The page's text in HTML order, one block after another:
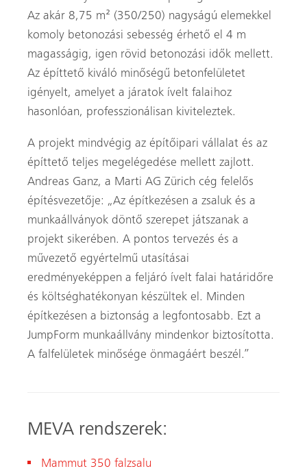
Az akár 8,75 m² (350/250) nagyságú elemekkel
komoly betonozási sebesség érhető el 4 m
magasságig, igen rövid betonozási idők mellett.
Az építtető kiváló minőségű betonfelületet
igényelt, amelyet a járatok ívelt falaihoz
hasonlóan, professzionálisan kiviteleztek.
A projekt mindvégig az építőipari vállalat és az
építtető teljes megelégedése mellett zajlott.
Andreas Ganz, a Marti AG Zürich cég felelős
építésvezetője: „Az építkezésen a zsaluk és a
munkaállványok döntő szerepet játszanak a
projekt sikerében. A pontos tervezés és a
művezető egyértelmű utasításai
eredményeképpen a feljáró ívelt falai határidőre
és költséghatékonyan készültek el. Minden
építkezésen a biztonság a legfontosabb. Ezt a
JumpForm munkaállvány mindenkor biztosította.
A falfelületek minősége önmagáért beszél.”
MEVA rendszerek:
Mammut 350 falzsalu